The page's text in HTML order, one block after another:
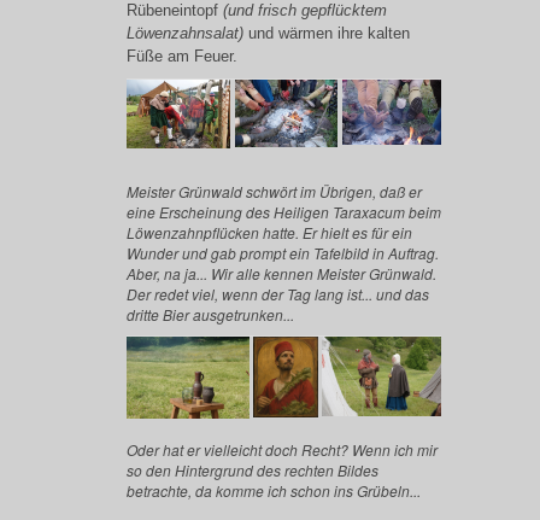
Rübeneintopf (und frisch gepflücktem
Löwenzahnsalat)und wärmen ihre kalten
Füße am Feuer.
Meister Grünwald schwört im Übrigen, daß er
eine Erscheinung des Heiligen Taraxacumbeim
Löwenzahnpflücken hatte. Er hielt es für ein
Wunder und gab prompt ein Tafelbild in Auftrag.
Aber, na ja... Wir alle kennen Meister Grünwald.
Der redet viel, wenn der Tag lang ist... und das
dritte Bier ausgetrunken...
Oder hat er vielleicht doch Recht? Wenn ich mir
so den Hintergrund des rechten Bildes
betrachte, da komme ich schon ins Grübeln...